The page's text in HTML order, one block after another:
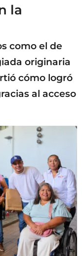
la
como el de
originaria
cómo logró
al acceso